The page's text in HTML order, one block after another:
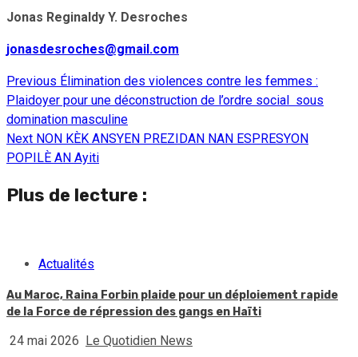
Jonas Reginaldy Y. Desroches
jonasdesroches@gmail.com
Continue
Reading
Previous Élimination des violences contre les femmes :
Plaidoyer pour une déconstruction de l’ordre social sous
domination masculine
Next NON KÈK ANSYEN PREZIDAN NAN ESPRESYON
POPILÈ AN Ayiti
Plus de lecture :
Actualités
Au Maroc, Raina Forbin plaide pour un déploiement rapide
de la Force de répression des gangs en Haïti
24 mai 2026 Le Quotidien News